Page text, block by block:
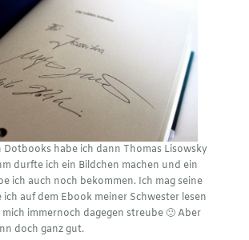
Dotbooks habe ich dann Thomas Lisowsky
durfte ich ein Bildchen machen und ein
ich auch noch bekommen. Ich mag seine
ich auf dem Ebook meiner Schwester lesen
mich immernoch dagegen streube 🙂 Aber
doch ganz gut.